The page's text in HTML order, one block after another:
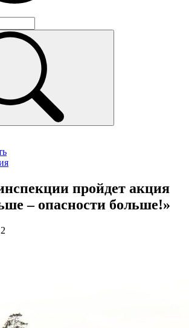
пройдет акция
– опасности больше!»